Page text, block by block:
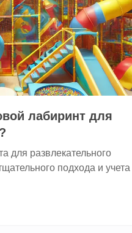
лабиринт для
для развлекательного
подхода и учета